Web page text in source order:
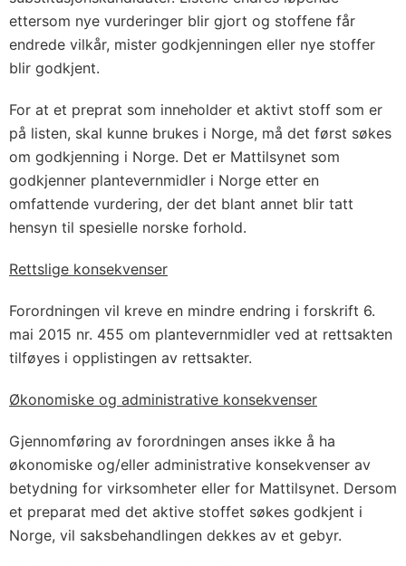
ettersom nye vurderinger blir gjort og stoffene får
endrede vilkår, mister godkjenningen eller nye stoffer
blir godkjent.
For at et preprat som inneholder et aktivt stoff som er
på listen, skal kunne brukes i Norge, må det først søkes
om godkjenning i Norge. Det er Mattilsynet som
godkjenner plantevernmidler i Norge etter en
omfattende vurdering, der det blant annet blir tatt
hensyn til spesielle norske forhold.
Rettslige konsekvenser
Forordningen vil kreve en mindre endring i forskrift 6.
mai 2015 nr. 455 om plantevernmidler ved at rettsakten
tilføyes i opplistingen av rettsakter.
Økonomiske og administrative konsekvenser
Gjennomføring av forordningen anses ikke å ha
økonomiske og/eller administrative konsekvenser av
betydning for virksomheter eller for Mattilsynet. Dersom
et preparat med det aktive stoffet søkes godkjent i
Norge, vil saksbehandlingen dekkes av et gebyr.